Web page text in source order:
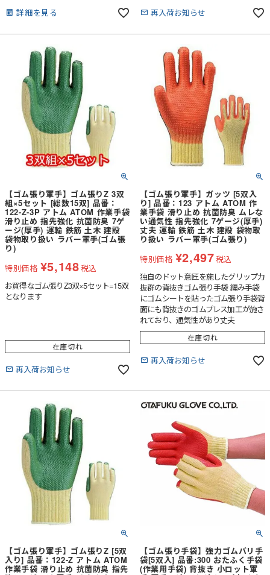
詳細を見る 再入荷お知らせ
【ゴム張り軍手】ゴム張りZ 3双
組×5セット [総数15双] 品番：
122-Z-3P アトム ATOM 作業手袋
滑り止め 指先強化 抗菌防臭 7ゲ
ージ(厚手) 運輸 鉄筋 土木 建設
袋物取り扱い ラバー軍手(ゴム張
り)
特別価格 ¥5,148税込
お買得なゴム張りZ3双×5セット=15双
となります
在庫切れ
再入荷お知らせ
【ゴム張り軍手】ガッツ [5双入
り] 品番：123 アトム ATOM 作
業手袋 滑り止め 抗菌防臭 ムレな
い通気性 指先強化 7ゲージ(厚手)
丈夫 運輸 鉄筋 土木 建設 袋物取
り扱い ラバー軍手(ゴム張り)
特別価格 ¥2,497税込
独自のドット意匠を施したグリップ力
抜群の背抜きゴム張り手袋 編み手袋
にゴムシートを貼ったゴム張り手袋背
面にも背抜きのゴムプレス加工が施さ
れており、通気性があり丈夫
在庫切れ
再入荷お知らせ
【ゴム張り軍手】ゴム張りZ [5双
入り] 品番：122-Z アトム ATOM
作業手袋 滑り止め 抗菌防臭 指先
【ゴム張り手袋】強力ゴムバリ手
袋[5双入] 品番:300 おたふく手袋
(作業用手袋) 背抜き 小ロット軍